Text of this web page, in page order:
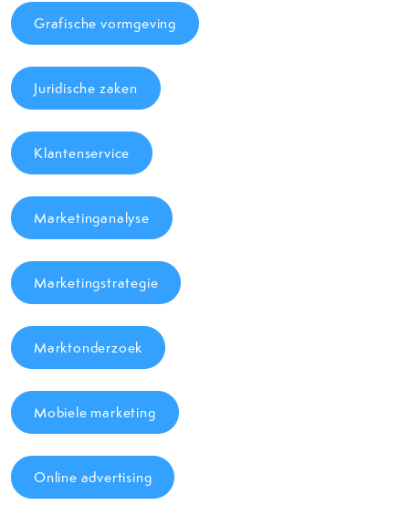
Grafische vormgeving
Juridische zaken
Klantenservice
Marketinganalyse
Marketingstrategie
Marktonderzoek
Mobiele marketing
Online advertising